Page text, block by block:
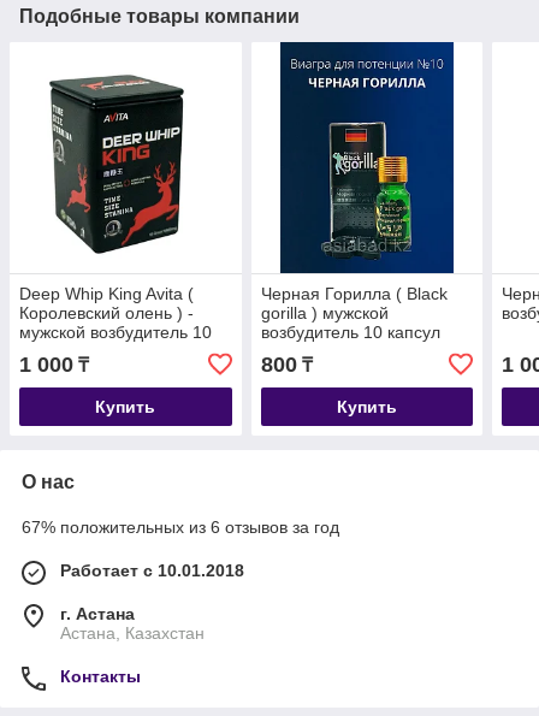
Подобные товары компании
Deep Whip King Avita (
Королевский олень ) -
мужской возбудитель 10
1 000 ₸
Купить
Черная Горилла ( Black
gorilla ) мужской
возбудитель 10 капсул
800₸
Купить
1
О нас
67% положительных из 6 отзывов за год
Работает с 10.01.2018
г. Астана
Астана, Казахстан
Контакты